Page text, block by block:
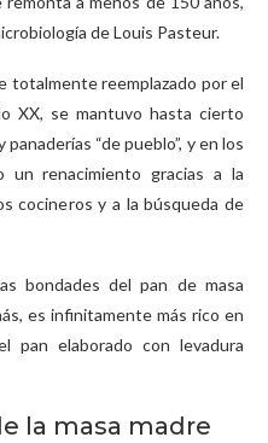
de Louis Pasteur.
totalmente reemplazado por el
XX, se mantuvo hasta cierto
“de pueblo”, y en los
un renacimiento gracias a la
cocineros y a la búsqueda de
bondades del pan de masa
es infinitamente más rico en
elaborado con levadura
la masa madre